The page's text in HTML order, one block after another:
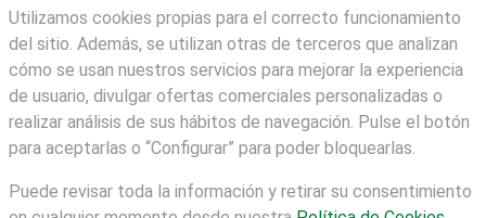
Utilizamos cookies propias para el correcto funcionamiento
del sitio. Además, se utilizan otras de terceros que analizan
cómo se usan nuestros servicios para mejorar la experiencia
de usuario, divulgar ofertas comerciales personalizadas o
realizar análisis de sus hábitos de navegación. Pulse el botón
para aceptarlas o “Configurar” para poder bloquearlas.
Puede revisar toda la información y retirar su consentimiento